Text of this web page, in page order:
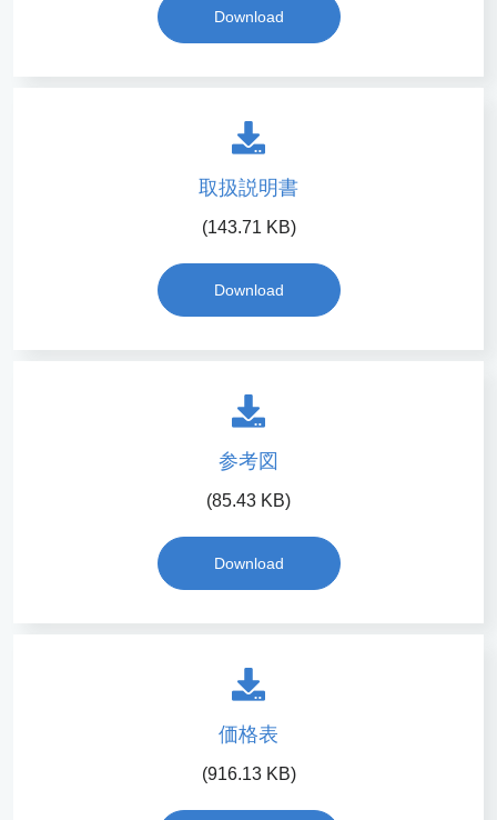
Download
取扱説明書
(143.71 KB)
Download
参考図
(85.43 KB)
Download
価格表
(916.13 KB)